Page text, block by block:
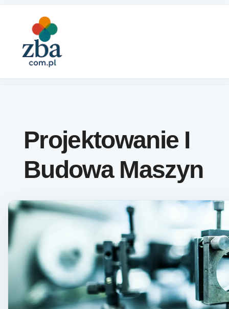
Projektowanie I
Budowa Maszyn